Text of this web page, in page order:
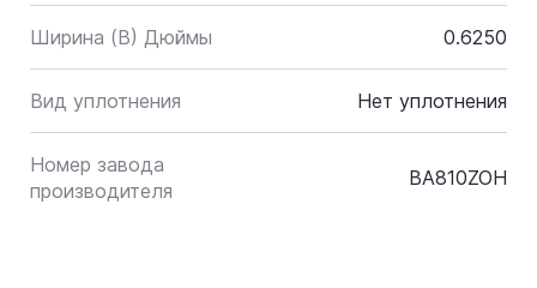
Ширина (B) Дюймы 0.6250
Вид уплотнения Нет уплотнения
Номер завода
производителя
BA810ZOH